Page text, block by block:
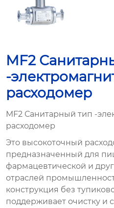
MF2
-
расходомер
MF2 Санитарный тип -
расходомер
Это высокоточный
предназначенный для
фармацевтической и
отраслей
конструкция без
поддерживает очистку